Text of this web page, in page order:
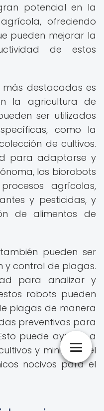
potencial en la
ofreciendo
pueden mejorar la
de estos
más destacadas es
la agricultura de
ser utilizados
como la
de cultivos.
para adaptarse y
los biorobots
agrícolas,
y pesticidas, y
de alimentos de
pueden ser
y control de plagas.
para analizar y
robots pueden
plagas de manera
preventivas para
puede ayudar a
y minimizar el
nocivos para el